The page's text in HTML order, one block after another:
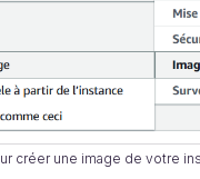
créer une image de votre